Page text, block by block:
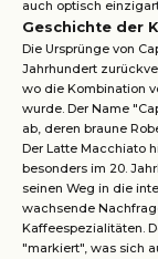
auch optisch
Geschichte der
Die Ursprünge von
Jahrhundert
wo die Kombination
wurde. Der Name
ab, deren braune
Der Latte Macchiato
besonders im 20.
seinen Weg in die
wachsende
Kaffeespezialitäten.
"markiert", was sich